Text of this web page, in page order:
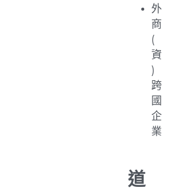
外
商
(
資
)
跨
國
企
業
道